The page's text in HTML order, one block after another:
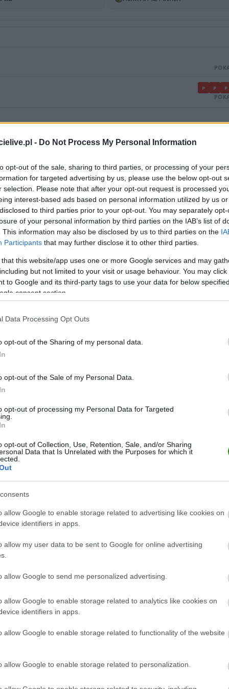
- Do Not Process My Personal Information
opt-out of the sale, sharing to third parties, or processing of your
for targeted advertising by us, please use the below opt-out
selection. Please note that after your opt-out request is processed
interest-based ads based on personal information utilized by us
to third parties prior to your opt-out. You may separately
of your personal information by third parties on the IAB’s list of
This information may also be disclosed by us to third parties on the
Participants that may further disclose it to other third parties.
that this website/app uses one or more Google services and may
but not limited to your visit or usage behaviour. You may
to Google and its third-party tags to use your data for below
consent section.
Data Processing Opt Outs
opt-out of the Sharing of my personal data.
opt-out of the Sale of my Personal Data.
opt-out of processing my Personal Data for Targeted
opt-out of Collection, Use, Retention, Sale, and/or Sharing
Data that Is Unrelated with the Purposes for which it
allow Google to enable storage related to advertising like cookies on
identifiers in apps.
allow my user data to be sent to Google for online advertising
allow Google to send me personalized advertising.
allow Google to enable storage related to analytics like cookies on
identifiers in apps.
allow Google to enable storage related to functionality of the website
allow Google to enable storage related to personalization.
P P P
LIGA
6.
ZOBACZ WIĘCEJ (6)
11 26 11 0
12 15 6 1 5
12 7 3 0 9 1 -46
M PKT Z